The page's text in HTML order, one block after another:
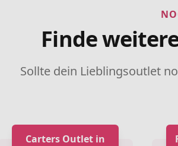
Finde
Sollte dein Lieblingsoutlet
Carters Outlet in